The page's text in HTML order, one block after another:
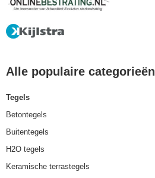
Alle populaire categorieën
Tegels
Betontegels
Buitentegels
H2O tegels
Keramische terrastegels